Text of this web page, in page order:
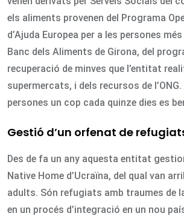
els aliments provenen del Programa
d’Ajuda Europea per a les persones
Banc dels Aliments de Girona, del
recuperació de minves que l’entitat
supermercats, i dels recursos de
persones un cop cada quinze dies es
Gestió d’un orfenat de
Des de fa un any aquesta entitat
Native Home d’Ucraïna, del qual van
adults. Són refugiats amb traumes de
en un procés d’integració en un nou